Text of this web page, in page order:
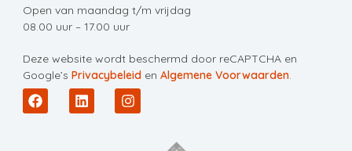
Open van maandag t/m vrijdag
08.00 uur – 17.00 uur
Deze website wordt beschermd door reCAPTCHA en
Google’sPrivacybeleid enAlgemene Voorwaarden.